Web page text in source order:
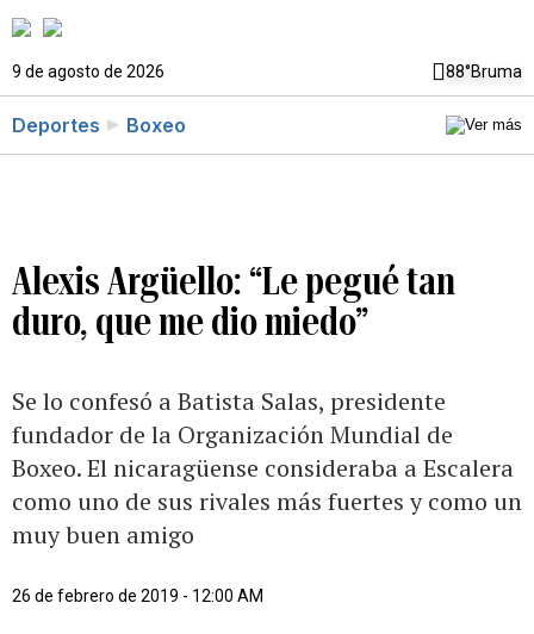
9 de agosto de 2026 88°Bruma
Deportes Boxeo
Alexis Argüello: “Le pegué tan
duro, que me dio miedo”
Se lo confesó a Batista Salas, presidente
fundador de la Organización Mundial de
Boxeo. El nicaragüense consideraba a Escalera
como uno de sus rivales más fuertes y como un
muy buen amigo
26 de febrero de 2019 - 12:00 AM